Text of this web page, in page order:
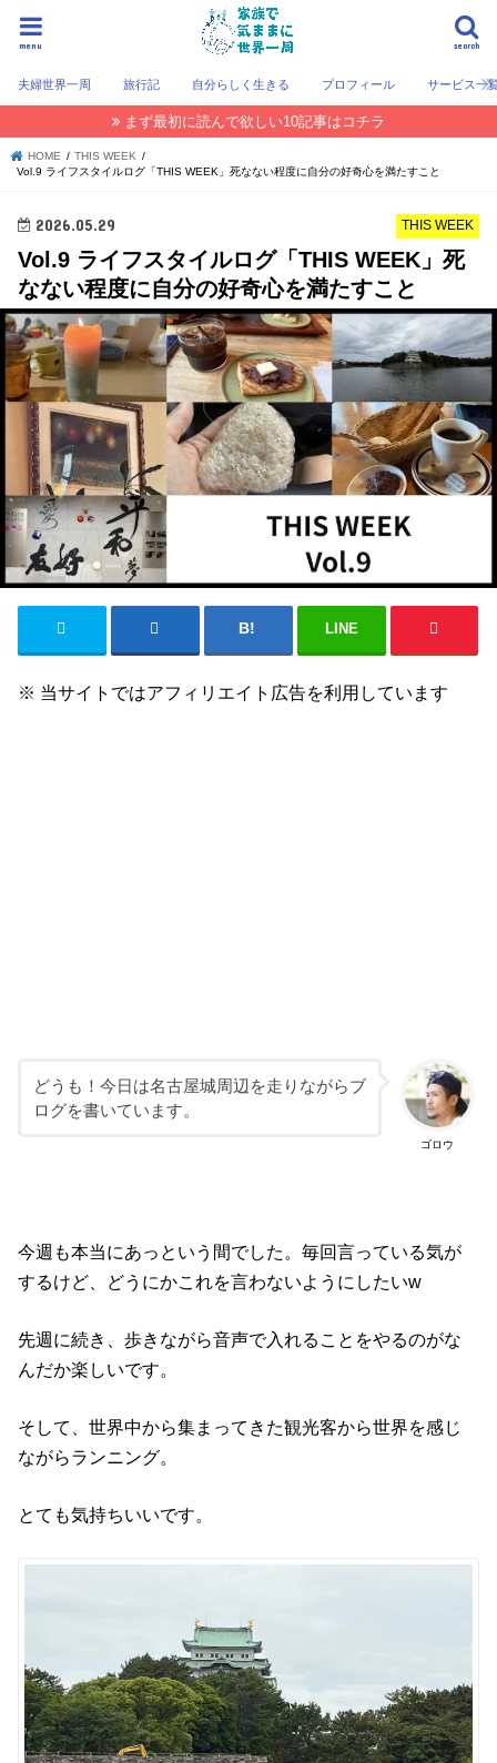
search
menu
夫婦世界一周 旅行記 自分らしく生きる プロフィール サービス一
まず最初に読んで欲しい10記事はコチラ
HOME
THIS WEEK
Vol.9 ライフスタイルログ「THIS WEEK」死なない程度に自分の好奇心を満たすこと
THIS WEEK
2026.05.29
Vol.9 ライフスタイルログ「THIS WEEK」死
なない程度に自分の好奇心を満たすこと
LINE
※ 当サイトではアフィリエイト広告を利用しています
ゴロウ
どうも！今日は名古屋城周辺を走りながらブ
ログを書いています。
今週も本当にあっという間でした。毎回言っている気が
するけど、どうにかこれを言わないようにしたいw
先週に続き、歩きながら音声で入れることをやるのがな
んだか楽しいです。
そして、世界中から集まってきた観光客から世界を感じ
ながらランニング。
とても気持ちいいです。